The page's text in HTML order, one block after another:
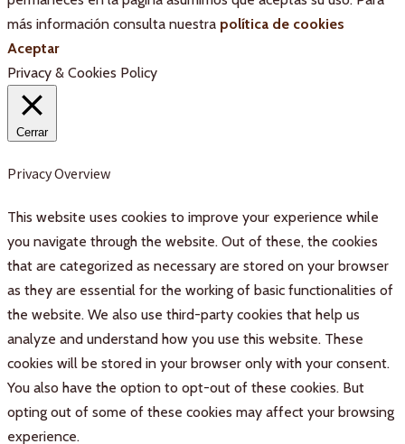
más información consulta nuestra política de cookies
Aceptar
Privacy & Cookies Policy
Cerrar
Privacy Overview
This website uses cookies to improve your experience while
you navigate through the website. Out of these, the cookies
that are categorized as necessary are stored on your browser
as they are essential for the working of basic functionalities of
the website. We also use third-party cookies that help us
analyze and understand how you use this website. These
cookies will be stored in your browser only with your consent.
You also have the option to opt-out of these cookies. But
opting out of some of these cookies may affect your browsing
experience.